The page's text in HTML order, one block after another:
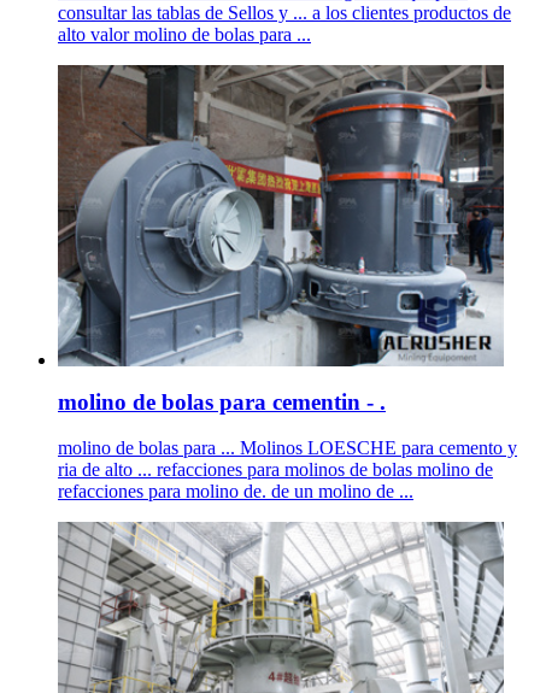
consultar las tablas de Sellos y ... a los clientes productos de
alto valor molino de bolas para ...
molino de bolas para cementin - .
molino de bolas para ... Molinos LOESCHE para cemento y
ria de alto ... refacciones para molinos de bolas molino de
refacciones para molino de. de un molino de ...